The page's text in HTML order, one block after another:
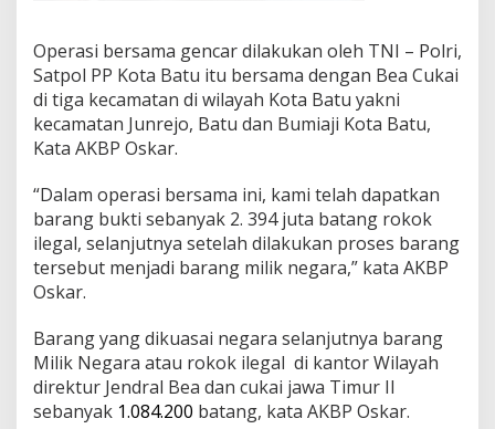
n
a
h
k
a
n
Operasi bersama gencar dilakukan oleh TNI – Polri,
Satpol PP Kota Batu itu bersama dengan Bea Cukai
di tiga kecamatan di wilayah Kota Batu yakni
kecamatan Junrejo, Batu dan Bumiaji Kota Batu,
Kata AKBP Oskar.
“Dalam operasi bersama ini, kami telah dapatkan
barang bukti sebanyak 2. 394 juta batang rokok
ilegal, selanjutnya setelah dilakukan proses barang
tersebut menjadi barang milik negara,” kata AKBP
Oskar.
Barang yang dikuasai negara selanjutnya barang
Milik Negara atau rokok ilegal di kantor Wilayah
direktur Jendral Bea dan cukai jawa Timur II
sebanyak 1.084.200 batang, kata AKBP Oskar.